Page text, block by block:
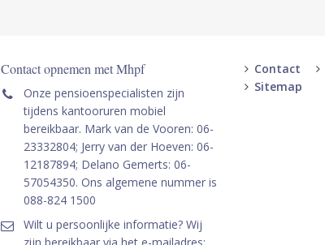
Contact opnemen met Mhpf
Onze pensioenspecialisten zijn
tijdens kantooruren mobiel
bereikbaar. Mark van de Vooren: 06-
23332804; Jerry van der Hoeven: 06-
12187894; Delano Gemerts: 06-
57054350. Ons algemene nummer is
088-824 1500
Wilt u persoonlijke informatie? Wij
Contact
Sitemap